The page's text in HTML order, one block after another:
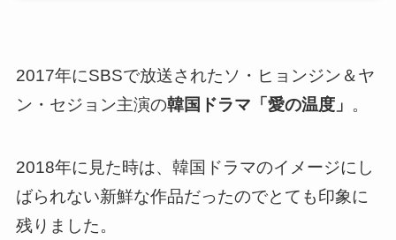
2017年にSBSで放送されたソ・ヒョンジン＆ヤ
ン・セジョン主演の韓国ドラマ「愛の温度」 。
2018年に見た時は、韓国ドラマのイメージにし
ばられない新鮮な作品だったのでとても印象に
残りました。